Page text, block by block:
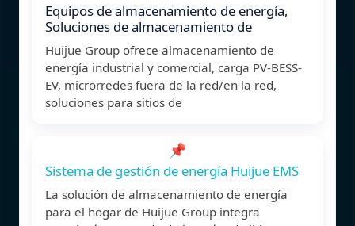
Equipos de almacenamiento de energía,
Soluciones de almacenamiento de
Huijue Group ofrece almacenamiento de
energía industrial y comercial, carga PV-BESS-
EV, microrredes fuera de la red/en la red,
soluciones para sitios de
📌
Sistema de gestión de energía Huijue EMS
La solución de almacenamiento de energía
para el hogar de Huijue Group integra